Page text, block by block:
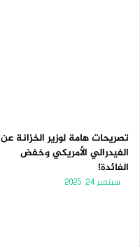
تصريحات هامة لوزير الخزانة عن
الفيدرالي الأمريكي وخفض
الفائدة!
سبتمبر 24, 2025